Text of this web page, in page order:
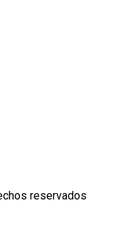
reservados